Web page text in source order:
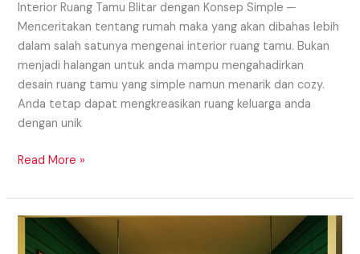
Interior Ruang Tamu Blitar dengan Konsep Simple ─
Menceritakan tentang rumah maka yang akan dibahas lebih
dalam salah satunya mengenai interior ruang tamu. Bukan
menjadi halangan untuk anda mampu mengahadirkan
desain ruang tamu yang simple namun menarik dan cozy.
Anda tetap dapat mengkreasikan ruang keluarga anda
dengan unik
Read More »
Interior
Cafe